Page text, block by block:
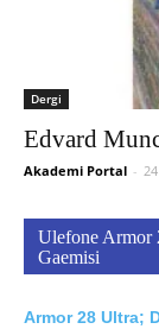
Dergi
Edvard
Akademi Portal -
Ulefone Armor
Gaemisi
Armor 28 Ultra;